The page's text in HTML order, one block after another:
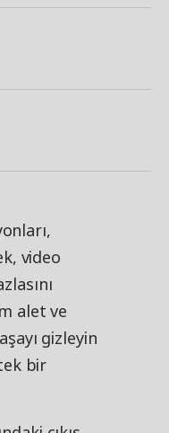
video
alet ve
gizleyin
bir